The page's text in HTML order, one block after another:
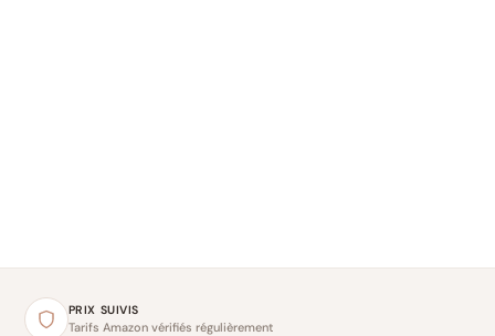
PRIX SUIVIS
Tarifs Amazon vérifiés régulièrement